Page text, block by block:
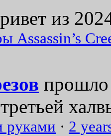
из
Assassin’s
прошло
руками · 2